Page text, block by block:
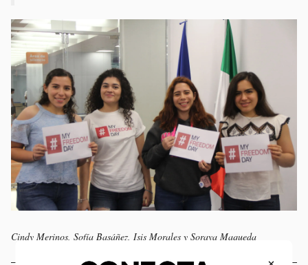
Cindy Merinos, Sofía Basáñez, Isis Morales y Soraya Maqueda